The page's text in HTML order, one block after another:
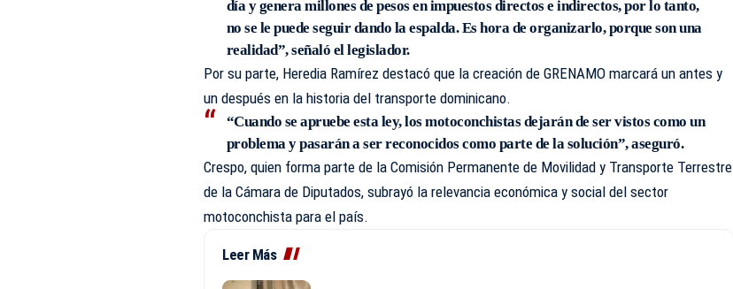
día y genera millones de pesos en impuestos directos e indirectos, por lo tanto,
no se le puede seguir dando la espalda. Es hora de organizarlo, porque son una
realidad”, señaló el legislador.
Por su parte, Heredia Ramírez destacó que la creación de GRENAMO marcará un antes y
un después en la historia del transporte dominicano.
“Cuando se apruebe esta ley, los motoconchistas dejarán de ser vistos como un
problema y pasarán a ser reconocidos como parte de la solución”, aseguró.
Crespo, quien forma parte de la Comisión Permanente de Movilidad y Transporte Terrestre
de la Cámara de Diputados, subrayó la relevancia económica y social del sector
motoconchista para el país.
Leer Más